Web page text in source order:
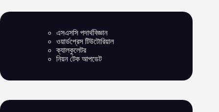
এসএসসি পদার্থবিজ্ঞান
ওয়ার্ডপ্রেস টিউটোরিয়াল
ক্যালকুলেটর
নিয়ন টেক আপডেট